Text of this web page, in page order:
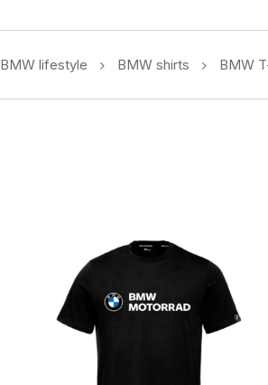
BMW lifestyle BMW shirts BMW